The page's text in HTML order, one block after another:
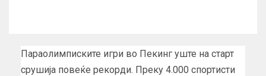
Параолимписките игри во Пекинг уште на старт
срушија повеќе рекорди. Преку 4.000 спортисти